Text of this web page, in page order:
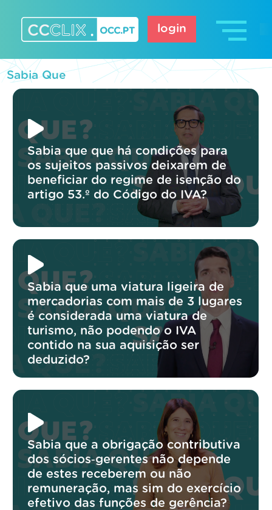
content
login
Sabia Que
Sabia que que há condições para
os sujeitos passivos deixarem de
beneficiar do regime de isenção do
artigo 53.º do Código do IVA?
Sabia que uma viatura ligeira de
mercadorias com mais de 3 lugares
é considerada uma viatura de
turismo, não podendo o IVA
contido na sua aquisição ser
deduzido?
Sabia que a obrigação contributiva
dos sócios‑gerentes não depende
de estes receberem ou não
remuneração, mas sim do exercício
efetivo das funções de gerência?